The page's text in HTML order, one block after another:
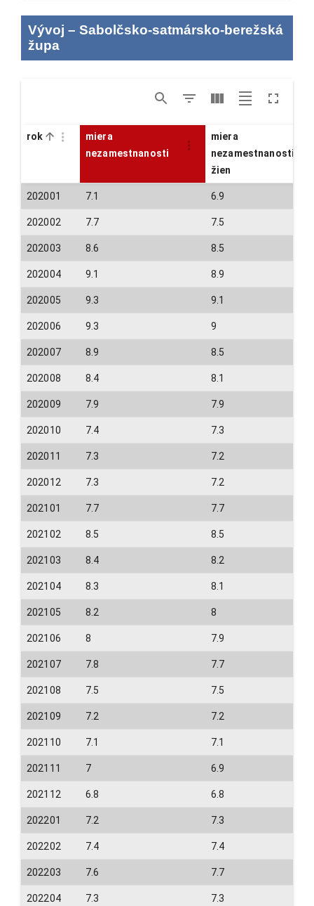
Vývoj – Sabolčsko-satmársko-berežská
župa
rok
miera
nezamestnanosti
miera
nezamestnanosti
žien
202001 7.1 6.9
202002 7.7 7.5
202003 8.6 8.5
202004 9.1 8.9
202005 9.3 9.1
202006 9.3 9
202007 8.9 8.5
202008 8.4 8.1
202009 7.9 7.9
202010 7.4 7.3
202011 7.3 7.2
202012 7.3 7.2
202101 7.7 7.7
202102 8.5 8.5
202103 8.4 8.2
202104 8.3 8.1
202105 8.2 8
202106 8 7.9
202107 7.8 7.7
202108 7.5 7.5
202109 7.2 7.2
202110 7.1 7.1
202111 7 6.9
202112 6.8 6.8
202201 7.2 7.3
202202 7.4 7.4
202203 7.6 7.7
202204 7.3 7.3